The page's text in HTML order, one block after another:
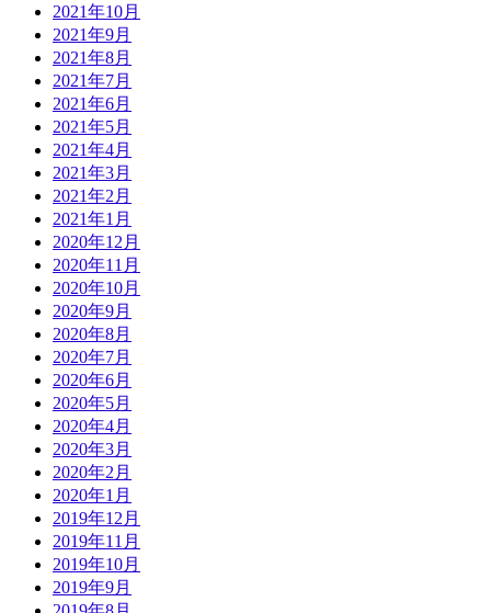
2021年10月
2021年9月
2021年8月
2021年7月
2021年6月
2021年5月
2021年4月
2021年3月
2021年2月
2021年1月
2020年12月
2020年11月
2020年10月
2020年9月
2020年8月
2020年7月
2020年6月
2020年5月
2020年4月
2020年3月
2020年2月
2020年1月
2019年12月
2019年11月
2019年10月
2019年9月